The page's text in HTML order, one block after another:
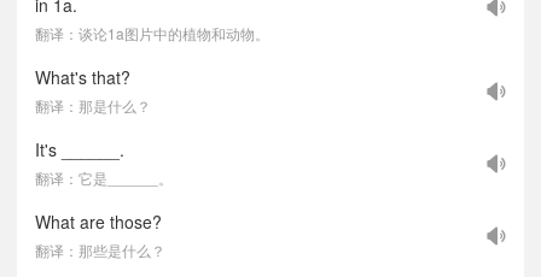
in 1a.
翻译：谈论1a图片中的植物和动物。
What's that?
翻译：那是什么？
It's ______.
翻译：它是______。
What are those?
翻译：那些是什么？